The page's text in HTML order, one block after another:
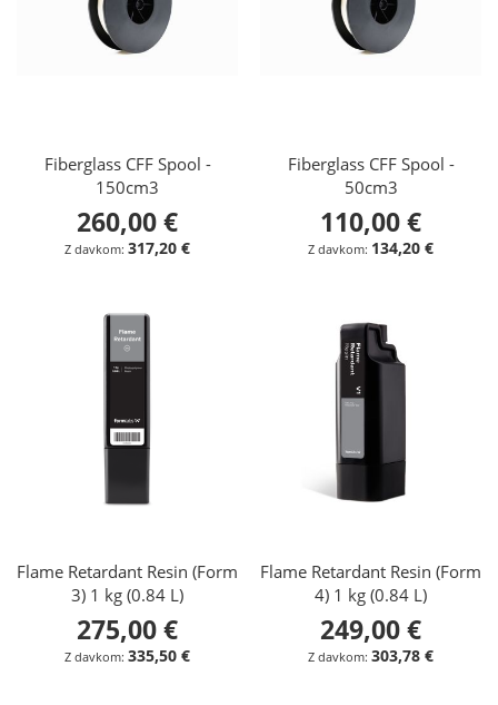
Fiberglass CFF Spool -
150cm3
260,00 €
317,20 €
Fiberglass CFF Spool -
50cm3
110,00 €
134,20 €
Flame Retardant Resin (Form
3) 1 kg (0.84 L)
275,00 €
335,50 €
Flame Retardant Resin (Form
4) 1 kg (0.84 L)
249,00 €
303,78 €